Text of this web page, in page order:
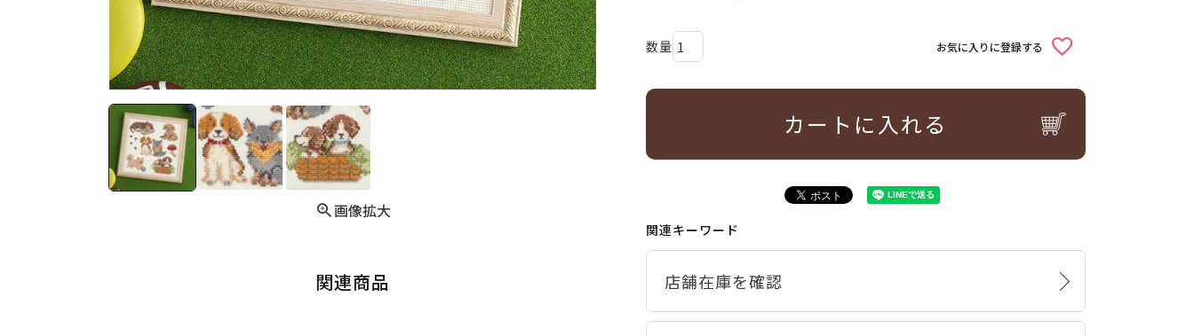
画像拡大
関連商品
お気に入りに登録する
カートに入れる
関連キーワード